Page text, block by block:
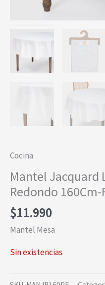
Cocina
Mantel Jacquard
Redondo
$11.990
Mantel Mesa
Sin existencias